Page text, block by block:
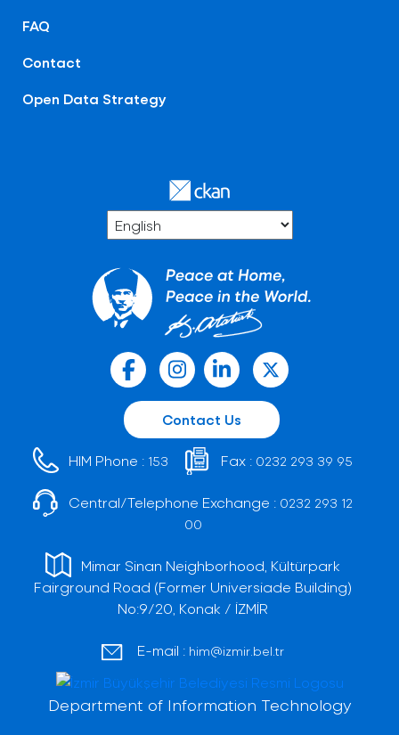
FAQ
Contact
Open Data Strategy
Contact Us
HIM Phone : 153 Fax : 0232 293 39 95
Central/Telephone Exchange : 0232 293 12
00
Mimar Sinan Neighborhood, Kültürpark
Fairground Road (Former Universiade Building)
No:9/20, Konak / İZMİR
E-mail : him@izmir.bel.tr
Department of Information Technology